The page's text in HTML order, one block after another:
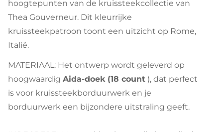
hoogtepunten van de kruissteekcollectie van
Thea Gouverneur. Dit kleurrijke
kruissteekpatroon toont een uitzicht op Rome,
Italië.
MATERIAAL: Het ontwerp wordt geleverd op
hoogwaardig Aida-doek (18 count ), dat perfect
is voor kruissteekborduurwerk en je
borduurwerk een bijzondere uitstraling geeft.